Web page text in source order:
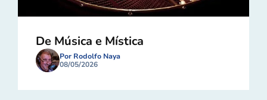
De Música e Mística
Por Rodolfo Naya
08/05/2026